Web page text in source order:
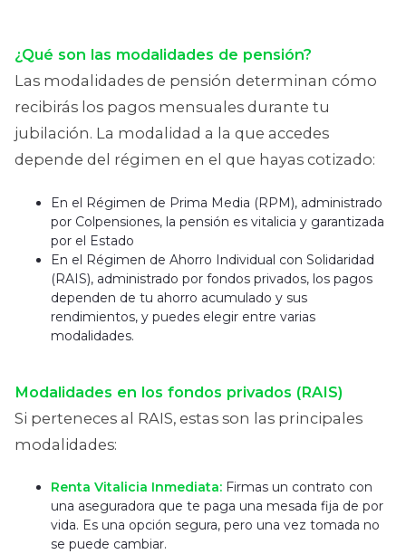
¿Qué son las modalidades de pensión?
Las modalidades de pensión determinan cómo
recibirás los pagos mensuales durante tu
jubilación. La modalidad a la que accedes
depende del régimen en el que hayas cotizado:
En el Régimen de Prima Media (RPM), administrado
por Colpensiones, la pensión es vitalicia y garantizada
por el Estado
En el Régimen de Ahorro Individual con Solidaridad
(RAIS), administrado por fondos privados, los pagos
dependen de tu ahorro acumulado y sus
rendimientos, y puedes elegir entre varias
modalidades.
Modalidades en los fondos privados (RAIS)
Si perteneces al RAIS, estas son las principales
modalidades:
Renta Vitalicia Inmediata: Firmas un contrato con
una aseguradora que te paga una mesada fija de por
vida. Es una opción segura, pero una vez tomada no
se puede cambiar.